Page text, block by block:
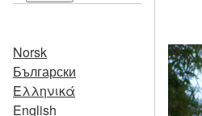
Norsk
Български
Ελληνικά
English